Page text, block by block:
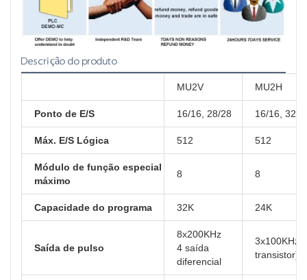
Descrição do produto
MU2V MU2H
Ponto de E/S 16/16, 28/28 16/16, 32/
Máx. E/S Lógica 512 512
Módulo de função especial
máximo
8 8
Capacidade do programa 32K 24K
Saída de pulso
8x200KHz
4 saída
diferencial
3x100KHz
transistor)